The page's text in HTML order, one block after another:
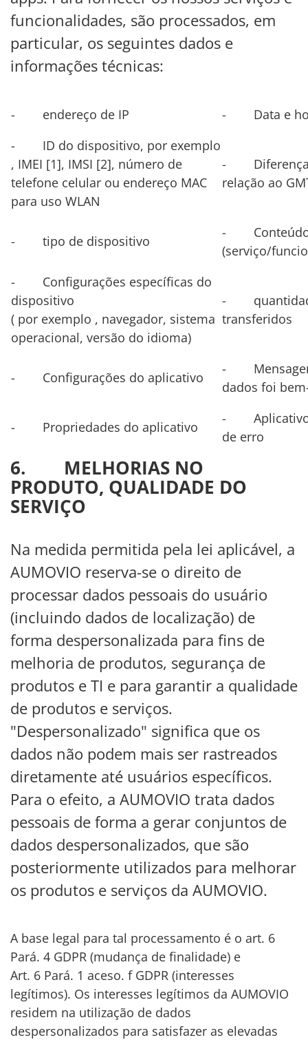
funcionalidades, são processados, em
particular, os seguintes dados e
informações técnicas:
- endereço de IP
- Data e
- ID do dispositivo, por exemplo
, IMEI [1], IMSI [2], número de
telefone celular ou endereço MAC
para uso WLAN
- Diferença
relação ao
- tipo de dispositivo
- Conteúdo
(serviço/
- Configurações específicas do
dispositivo
( por exemplo , navegador, sistema
operacional, versão do idioma)
-
transferidos
- Configurações do aplicativo
-
dados foi
- Propriedades do aplicativo
- Aplicativo
de erro
6. MELHORIAS NO
PRODUTO, QUALIDADE DO
SERVIÇO
Na medida permitida pela lei aplicável, a
AUMOVIO reserva-se o direito de
processar dados pessoais do usuário
(incluindo dados de localização) de
forma despersonalizada para fins de
melhoria de produtos, segurança de
produtos e TI e para garantir a qualidade
de produtos e serviços.
"Despersonalizado" significa que os
dados não podem mais ser rastreados
diretamente até usuários específicos.
Para o efeito, a AUMOVIO trata dados
pessoais de forma a gerar conjuntos de
dados despersonalizados, que são
posteriormente utilizados para melhorar
os produtos e serviços da AUMOVIO.
A base legal para tal processamento é o art. 6
Pará. 4 GDPR (mudança de finalidade) e
Art. 6 Pará. 1 aceso. f GDPR (interesses
legítimos). Os interesses legítimos da AUMOVIO
residem na utilização de dados
despersonalizados para satisfazer as elevadas